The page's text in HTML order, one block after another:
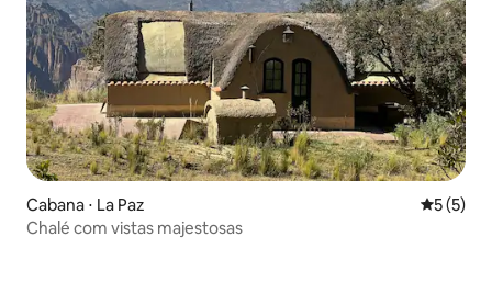
Cabana ⋅ La Paz 5 de
5 (5)
Chalé com vistas majestosas